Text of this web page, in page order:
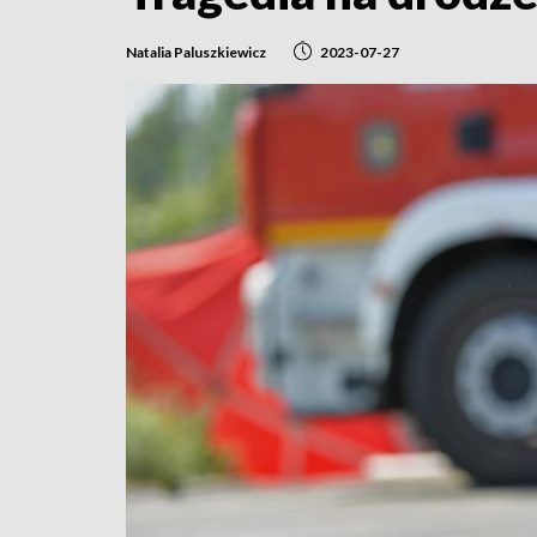
Natalia Paluszkiewicz 2023-07-27